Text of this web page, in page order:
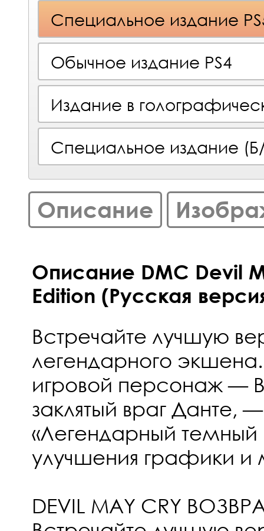
Специальное издание
Обычное издание PS4
Издание в
Специальное издание
Описание
Описание DMC Devil
Edition (Русская
Встречайте лучшую
легендарного
игровой персонаж —
заклятый враг Данте,
«Легендарный темный
улучшения графики и
DEVIL MAY CRY